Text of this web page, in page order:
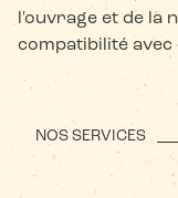
l'ouvrage et de la
compatibilité
NOS SERVICES